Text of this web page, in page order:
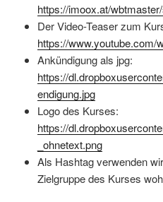
https://imoox.at/
Der Video-Teaser zum
https://www.youtube.com/
Ankündigung als jpg:
https://
endigung.jpg
Logo des Kurses:
https://
_ohnetext.png
Als Hashtag verwenden
Zielgruppe des Kurses